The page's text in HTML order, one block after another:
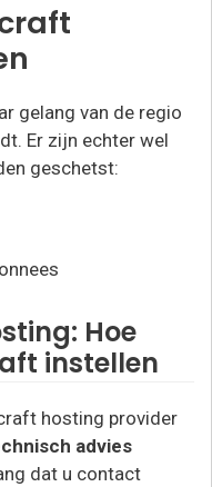
gelang van de regio
Er zijn echter wel
geschetst:
Hoe
instellen
hosting provider
advies
dat u contact